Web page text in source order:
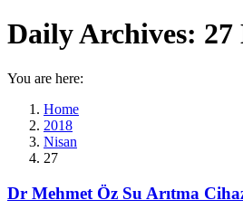
Daily Archives: 27
You are here:
Home
2018
Nisan
27
Dr Mehmet Öz Su Arıtma